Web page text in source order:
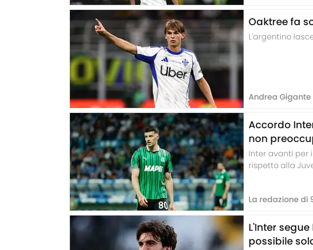
Oaktree fa
L'argentino
Andrea Gigante
Accordo
non
Inter avanti per
rispetto alla
La redazione di
L'Inter
possibile